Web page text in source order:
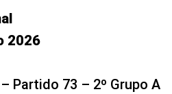
2026
Partido 73 – 2º Grupo A